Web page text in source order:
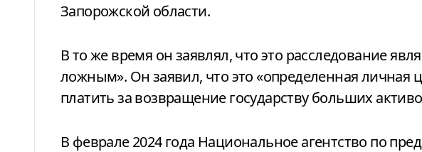
Запорожской области.
В то же время он заявлял, что это расследование
ложным». Он заявил, что это «определенная личная
платить за возвращение государству больших
В феврале 2024 года Национальное агентство по